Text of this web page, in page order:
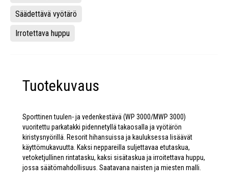
Säädettävä vyötärö
Irrotettava huppu
Tuotekuvaus
Sporttinen tuulen- ja vedenkestävä (WP 3000/MWP 3000)
vuoritettu parkatakki pidennetyllä takaosalla ja vyötärön
kiristysnyörillä. Resorit hihansuissa ja kauluksessa lisäävät
käyttömukavuutta. Kaksi neppareilla suljettavaa etutaskua,
vetoketjullinen rintatasku, kaksi sisätaskua ja irroitettava huppu,
jossa säätömahdollisuus. Saatavana naisten ja miesten malli.